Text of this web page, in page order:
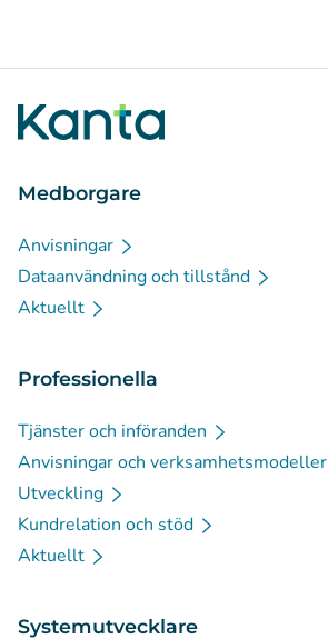
Medborgare
Anvisningar
Dataanvändning och tillstånd
Aktuellt
Professionella
Tjänster och införanden
Anvisningar och verksamhetsmodeller
Utveckling
Kundrelation och stöd
Aktuellt
Systemutvecklare